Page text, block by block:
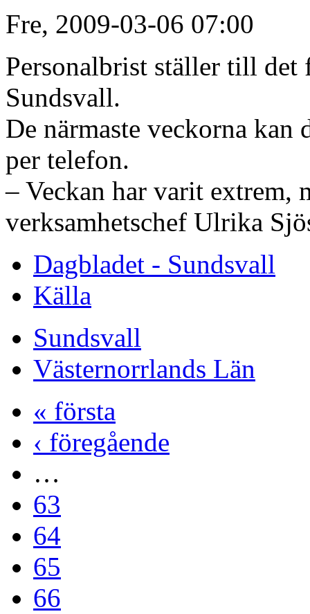
Fre, 2009-03-06 07:00
Personalbrist ställer till det
Sundsvall.
De närmaste veckorna kan
per telefon.
– Veckan har varit extrem,
verksamhetschef Ulrika
Dagbladet - Sundsvall
Källa
Sundsvall
Västernorrlands Län
« första
‹ föregående
…
63
64
65
66